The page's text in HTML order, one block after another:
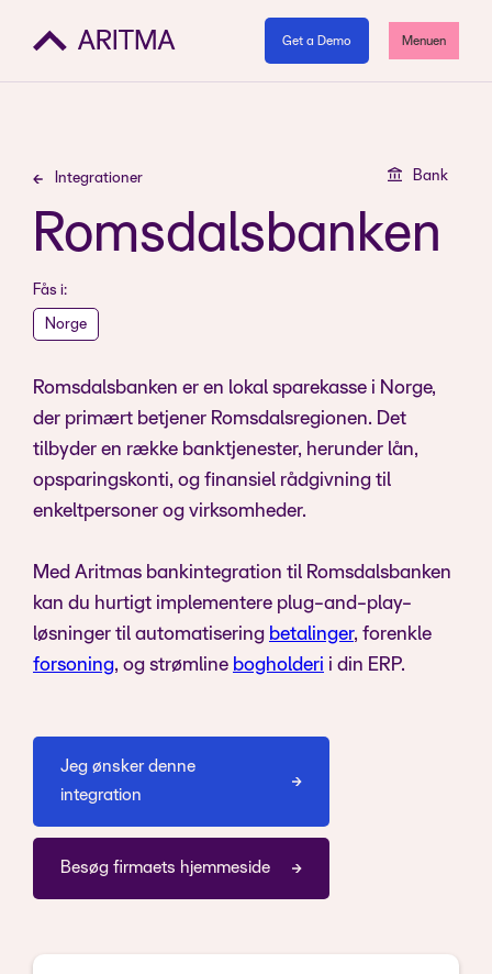
Get a Demo Menuen
Integrationer Bank
Romsdalsbanken
Fås i:
Norge
Romsdalsbanken er en lokal sparekasse i Norge,
der primært betjener Romsdalsregionen. Det
tilbyder en række banktjenester, herunder lån,
opsparingskonti, og finansiel rådgivning til
enkeltpersoner og virksomheder.
Med Aritmas bankintegration til Romsdalsbanken
kan du hurtigt implementere plug-and-play-
løsninger til automatisering betalinger, forenkle
forsoning, og strømline bogholderi i din ERP.
Jeg ønsker denne
integration
Besøg firmaets hjemmeside